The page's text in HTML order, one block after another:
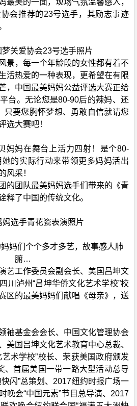
最美的一面，现场气氛温馨感人，
会推荐的23号选手，其励志事迹
梦关爱协会23号选手照片
景，每一个年龄段的女性都有着不
活热爱的一种表现，更希望在有限
，中国最美妈妈公益评选大赛正给
台。无论您是80-90后的辣妈、还
只要您胸怀梦想、勇敢自信就请您
选大赛吧！
妈妈在舞台上活力四射！是个80-
的实际行动来带领更多妈妈活出
风采！
的团队最美妈妈选手们带来的《青
释了中国的传统文化。
妈选手青花瓷表演照片
妈妈们个个多才多艺，故事感人肺
腑…
艺工作委员会副会长、美国吕坤文
川泸州“吕坤华侨文化艺术学校”校
区的最美妈妈们献唱《母亲》，送
袖基金会会长、中国文化管理协会
美国吕坤文化艺术教育中心总裁、
术学校”校长、荣获美国政府颁发
、首届美国一带一路大型活动总导
闪”总策划、2017纽约时报广场一
晚会“中国元素”节目总导演、2017